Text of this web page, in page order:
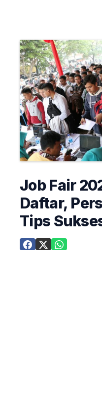
Job Fair
Daftar,
Tips